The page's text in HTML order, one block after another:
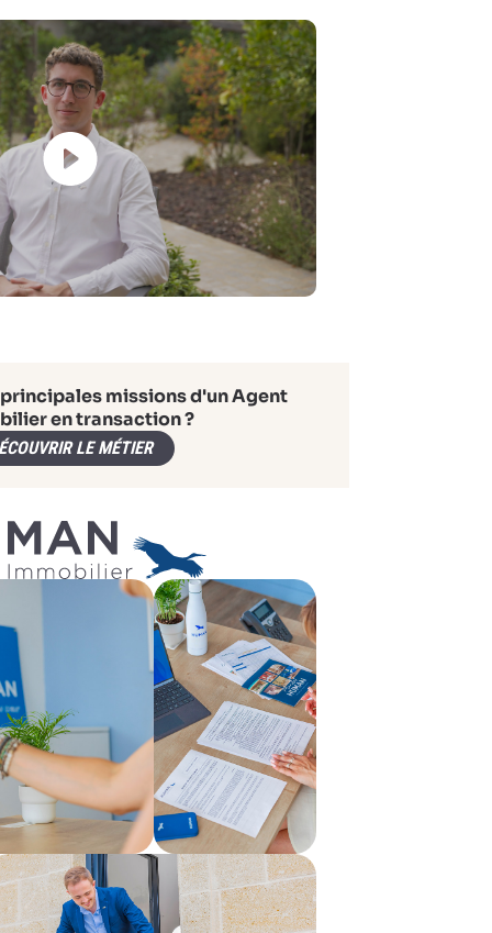
missions d'un Agent
en transaction ?
LE MÉTIER